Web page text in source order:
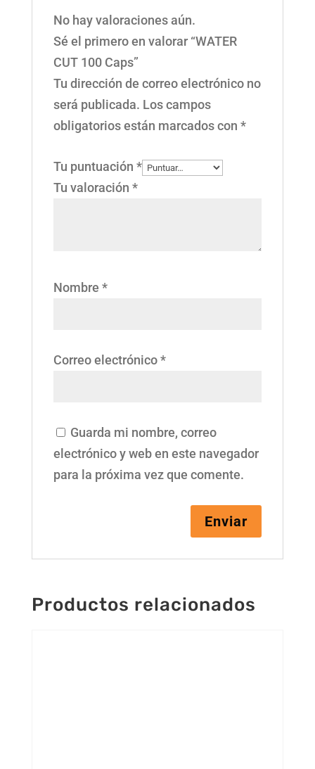
No hay valoraciones aún.
Sé el primero en valorar “WATER
CUT 100 Caps”
Tu dirección de correo electrónico no
será publicada. Los campos
obligatorios están marcados con *
Tu puntuación *
Tu valoración *
Nombre *
Correo electrónico*
Guarda mi nombre, correo
electrónico y web en este navegador
para la próxima vez que comente.
Productos relacionados